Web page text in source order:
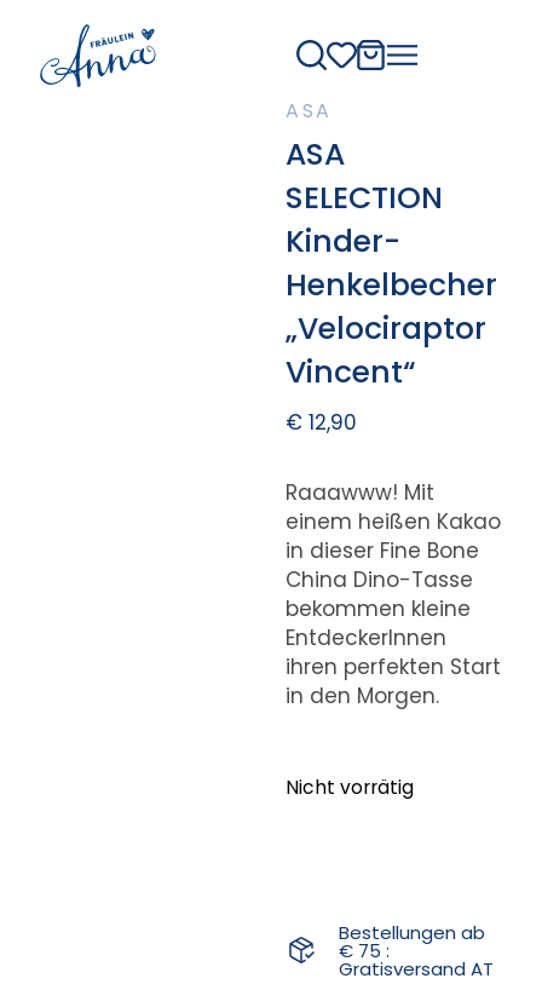
ASA
ASA
SELECTION
Kinder-
Henkelbecher
„Velociraptor
Vincent“
€12,90
Raaawww! Mit
einem heißen Kakao
in dieser Fine Bone
China Dino-Tasse
bekommen kleine
EntdeckerInnen
ihren perfekten Start
in den Morgen.
Nicht vorrätig
Bestellungen ab
€ 75 :
Gratisversand AT